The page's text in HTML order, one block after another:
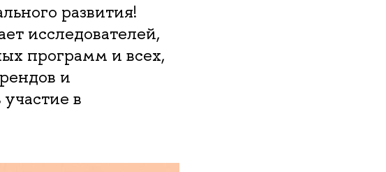
развития!
исследователей,
программ и всех,
и
в